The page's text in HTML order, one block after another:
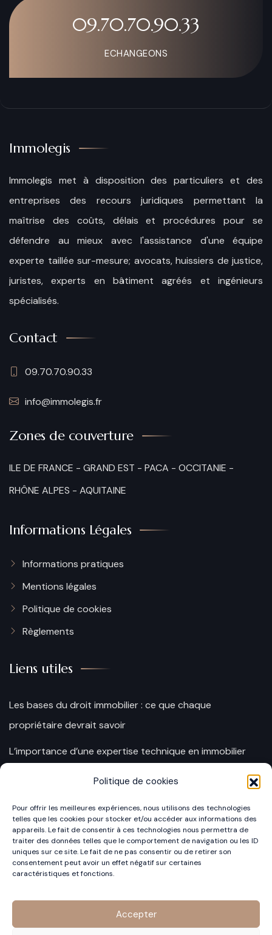
Politique de cookies
Pour offrir les meilleures expériences, nous utilisons des technologies
telles que les cookies pour stocker et/ou accéder aux informations des
appareils. Le fait de consentir à ces technologies nous permettra de
traiter des données telles que le comportement de navigation ou les ID
uniques sur ce site. Le fait de ne pas consentir ou de retirer son
consentement peut avoir un effet négatif sur certaines
caractéristiques et fonctions.
Accepter
09.70.70.90.33
ECHANGEONS
Immolegis
Immolegis met à disposition des particuliers et des
entreprises des recours juridiques permettant la
maîtrise des coûts, délais et procédures pour se
défendre au mieux avec l'assistance d'une équipe
experte taillée sur-mesure; avocats, huissiers de justice,
juristes, experts en bâtiment agréés et ingénieurs
spécialisés.
Contact
09.70.70.90.33
info@immolegis.fr
Zones de couverture
ILE DE FRANCE - GRAND EST - PACA - OCCITANIE -
RHÔNE ALPES - AQUITAINE
Informations Légales
Informations pratiques
Mentions légales
Politique de cookies​
Règlements
Liens utiles
Les bases du droit immobilier : ce que chaque
propriétaire devrait savoir
L’importance d’une expertise technique en immobilier
Les avantages de combiner expertise juridique et
L’importance de l’assistance à expertise lors d’un litige
immobilier
La prévention des litiges immobiliers : comment anticiper